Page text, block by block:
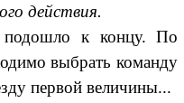
действия.
подошло к концу. По
выбрать команду
первой величины...